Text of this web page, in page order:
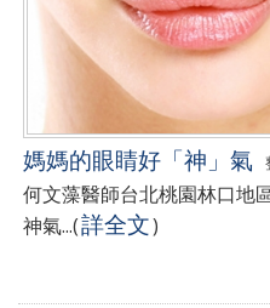
媽媽的眼睛好「神」氣
何文藻醫師台北桃園林口地
神氣...(詳全文)